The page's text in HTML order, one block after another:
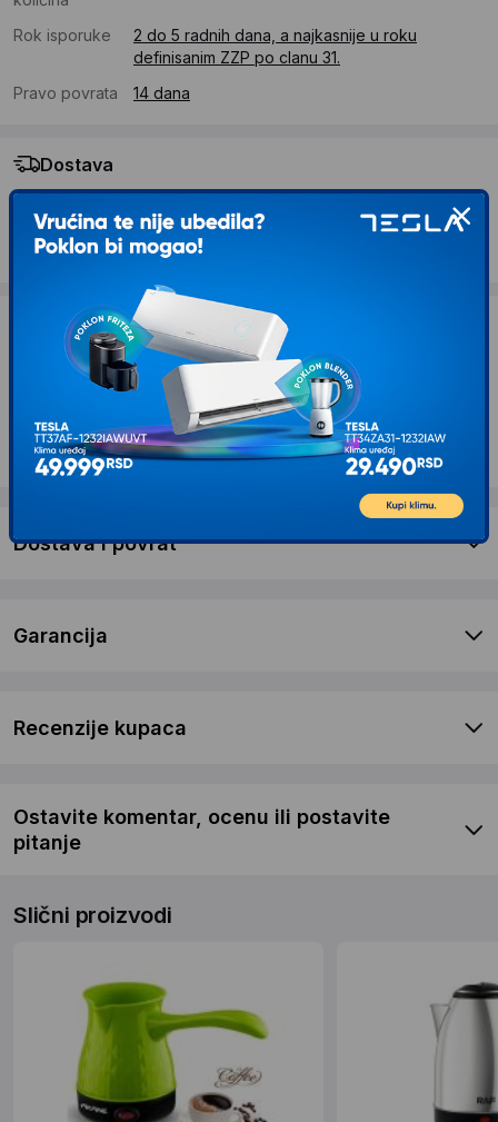
Rok isporuke
2 do 5 radnih dana, a najkasnije u roku
definisanim ZZP po clanu 31.
Pravo povrata
14 dana
Dostava
Standardna dostava se očekuje u roku od 2 do 5 radnih
dana
Troskovi dostave 490 RSD
Želite li ponudu za firmu?
Kontaktirajte nas
Opis proizvoda GORENJE K17W Kuvalo za
vodu
Dostava i povrat
Garancija
Recenzije kupaca
Ostavite komentar, ocenu ili postavite
pitanje
Slični proizvodi